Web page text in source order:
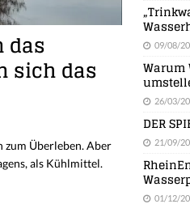
das
sich das
zum Überleben. Aber
als Kühlmittel.
09/08/
Warum
26/03/
DER
21/09/
01/12/